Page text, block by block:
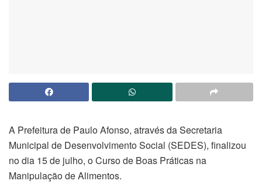
A Prefeitura de Paulo Afonso, através da Secretaria
Municipal de Desenvolvimento Social (SEDES), finalizou
no dia 15 de julho, o Curso de Boas Práticas na
Manipulação de Alimentos.